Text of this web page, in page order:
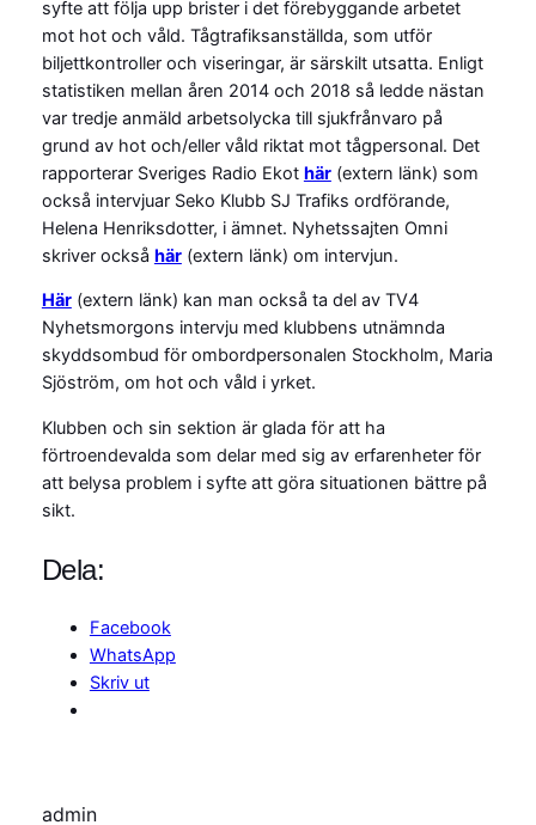
syfte att följa upp brister i det förebyggande arbetet
mot hot och våld. Tågtrafiksanställda, som utför
biljettkontroller och viseringar, är särskilt utsatta. Enligt
statistiken mellan åren 2014 och 2018 så ledde nästan
var tredje anmäld arbetsolycka till sjukfrånvaro på
grund av hot och/eller våld riktat mot tågpersonal. Det
rapporterar Sveriges Radio Ekot här(extern länk) som
också intervjuar Seko Klubb SJ Trafiks ordförande,
Helena Henriksdotter, i ämnet. Nyhetssajten Omni
skriver också här(extern länk) om intervjun.
Här(extern länk) kan man också ta del av TV4
Nyhetsmorgons intervju med klubbens utnämnda
skyddsombud för ombordpersonalen Stockholm, Maria
Sjöström, om hot och våld i yrket.
Klubben och sin sektion är glada för att ha
förtroendevalda som delar med sig av erfarenheter för
att belysa problem i syfte att göra situationen bättre på
sikt.
Dela:
Facebook
WhatsApp
Skriv ut
admin